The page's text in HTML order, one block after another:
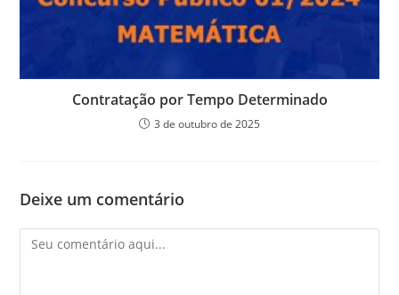
Contratação por Tempo Determinado
3 de outubro de 2025
Deixe um comentário